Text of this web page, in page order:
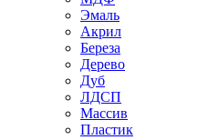
Эмаль
Акрил
Береза
Дерево
Дуб
ЛДСП
Массив
Пластик